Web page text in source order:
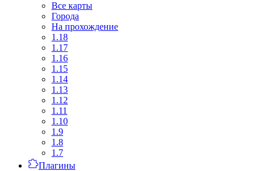
Все карты
Города
На прохождение
1.18
1.17
1.16
1.15
1.14
1.13
1.12
1.11
1.10
1.9
1.8
1.7
Плагины